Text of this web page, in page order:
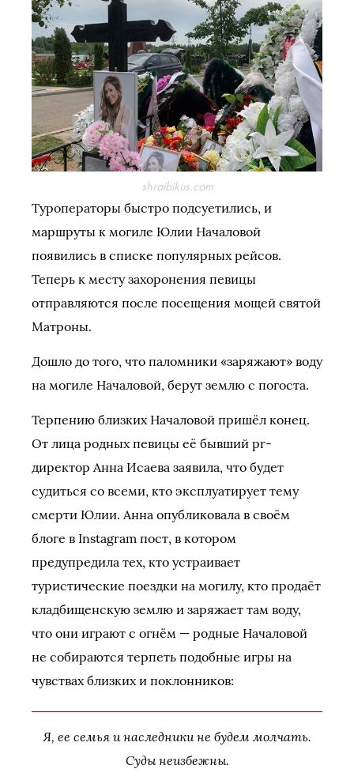
shraibikus.com
Туроператоры быстро подсуетились, и
маршруты к могиле Юлии Началовой
появились в списке популярных рейсов.
Теперь к месту захоронения певицы
отправляются после посещения мощей святой
Матроны.
Дошло до того, что паломники «заряжают» воду
на могиле Началовой, берут землю с погоста.
Терпению близких Началовой пришёл конец.
От лица родных певицы её бывший pr-
директор Анна Исаева заявила, что будет
судиться со всеми, кто эксплуатирует тему
смерти Юлии. Анна опубликовала в своём
блоге в Instagram пост, в котором
предупредила тех, кто устраивает
туристические поездки на могилу, кто продаёт
кладбищенскую землю и заряжает там воду,
что они играют с огнём — родные Началовой
не собираются терпеть подобные игры на
чувствах близких и поклонников:
Я, ее семья и наследники не будем молчать.
Суды неизбежны.